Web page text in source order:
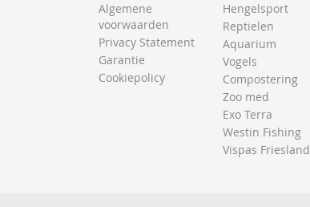
Algemene
voorwaarden
Privacy Statement
Garantie
Cookiepolicy
Hengelsport
Reptielen
Aquarium
Vogels
Compostering
Zoo med
Exo Terra
Westin Fishing
Vispas Friesland